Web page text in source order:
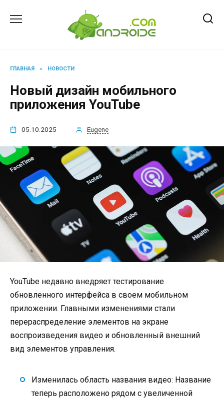
ГЛАВНАЯ » НОВОСТИ
Новый дизайн мобильного
приложения YouTube
05.10.2025 Eugene
YouTube недавно внедряет тестирование
обновленного интерфейса в своем мобильном
приложении. Главными изменениями стали
перераспределение элементов на экране
воспроизведения видео и обновленный внешний
вид элементов управления.
Изменилась область названия видео: Название
теперь расположено рядом с увеличенной